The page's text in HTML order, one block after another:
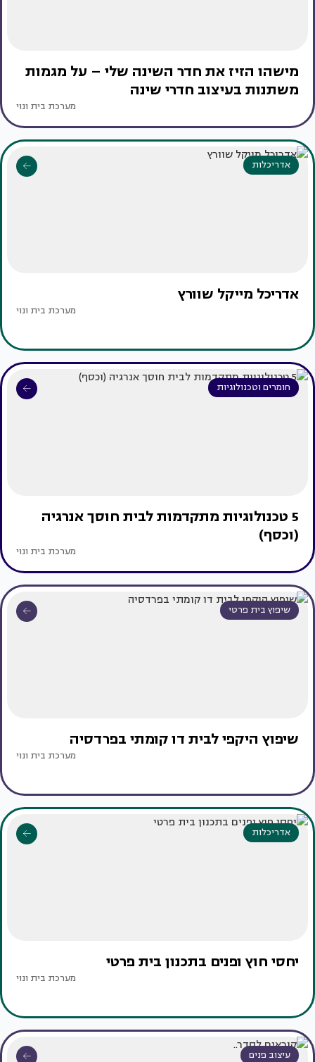
מישהו הזיז את חדר השינה שלי – על מגמות
משתנות בעיצוב חדרי שינה
מערכת בית ונוי
אדריכלות
אדריכל מייקל שוורץ
מערכת בית ונוי
חומרים וטכנולוגיות
5 טכנולוגיות מתקדמות לבית חוסך אנרגיה
(וכסף)
מערכת בית ונוי
שיפוץ בית פרטי
שיפוץ היקפי לבית דו קומתי בפרדסיה
מערכת בית ונוי
אדריכלות
יחסי חוץ ופנים בתכנון בית פרטי
מערכת בית ונוי
עיצוב פנים